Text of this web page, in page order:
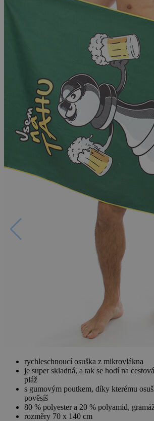
rychleschnoucí osuška z mikrovlákna
je super skladná, a tak se hodí na
pláž
s gumovým poutkem, díky kterému
pověsíš
80 % polyester a 20 % polyamid,
rozměry 70 x 140 cm